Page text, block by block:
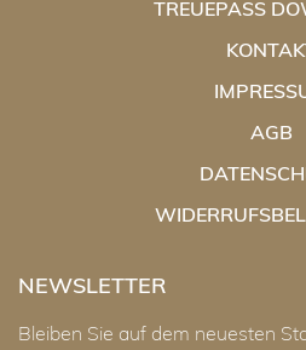
TREUEPASS
AGB
NEWSLETTER
Bleiben Sie auf dem neuesten